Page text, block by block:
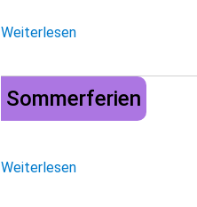
Weiterlesen
Sommerferien
Weiterlesen